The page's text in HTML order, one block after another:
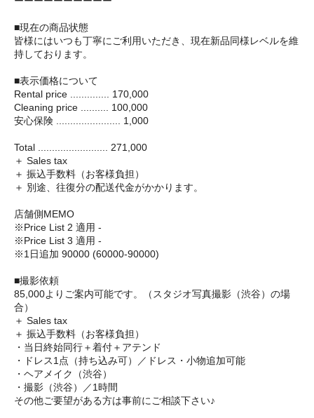
■現在の商品状態
皆様にはいつも丁寧にご利用いただき、現在新品同様レベルを維
持しております。
■表示価格について
Rental price .............. 170,000
Cleaning price .......... 100,000
安心保険 ....................... 1,000
Total ......................... 271,000
＋ Sales tax
＋ 振込手数料（お客様負担）
＋ 別途、往復分の配送代金がかかります。
店舗側MEMO
※Price List 2 適用 -
※Price List 3 適用 -
※1日追加 90000 (60000-90000)
■撮影依頼
85,000よりご案内可能です。（スタジオ写真撮影（渋谷）の場
合）
＋ Sales tax
＋ 振込手数料（お客様負担）
・当日終始同行＋着付＋アテンド
・ドレス1点（持ち込み可）／ドレス・小物追加可能
・ヘアメイク（渋谷）
・撮影（渋谷）／1時間
その他ご要望がある方は事前にご相談下さい♪